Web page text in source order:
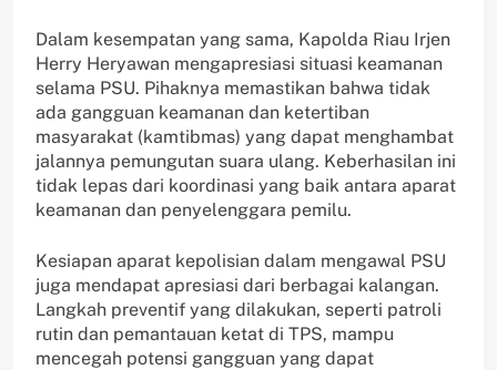
Dalam kesempatan yang sama, Kapolda Riau Irjen
Herry Heryawan mengapresiasi situasi keamanan
selama PSU. Pihaknya memastikan bahwa tidak
ada gangguan keamanan dan ketertiban
masyarakat (kamtibmas) yang dapat menghambat
jalannya pemungutan suara ulang. Keberhasilan ini
tidak lepas dari koordinasi yang baik antara aparat
keamanan dan penyelenggara pemilu.
Kesiapan aparat kepolisian dalam mengawal PSU
juga mendapat apresiasi dari berbagai kalangan.
Langkah preventif yang dilakukan, seperti patroli
rutin dan pemantauan ketat di TPS, mampu
mencegah potensi gangguan yang dapat